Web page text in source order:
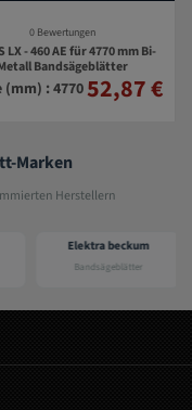
0 Bewertungen
LX - 460 AE für 4770 mm Bi-
Bandsägeblätter
(mm) : 477052,87 €
Marken
Herstellern
Elektra beckum
Bandsägeblätter